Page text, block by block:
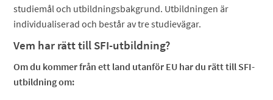
studiemål och utbildningsbakgrund. Utbildningen är
individualiserad och består av tre studievägar.
Vem har rätt till SFI-utbildning?
Om du kommer från ett land utanför EU har du rätt till SFI-
utbildning om: